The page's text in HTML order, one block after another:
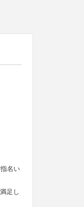
名い
足し